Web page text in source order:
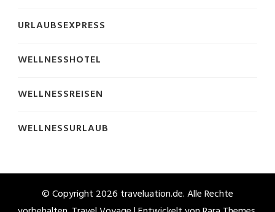
URLAUBSEXPRESS
WELLNESSHOTEL
WELLNESSREISEN
WELLNESSURLAUB
© Copyright 2026 traveluation.de. Alle Rechte